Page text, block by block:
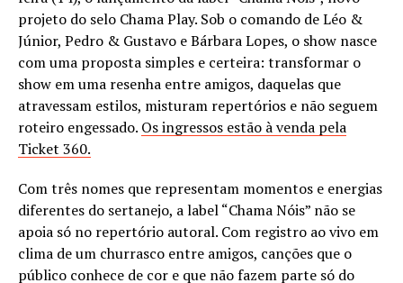
projeto do selo Chama Play. Sob o comando de Léo &
Júnior, Pedro & Gustavo e Bárbara Lopes, o show nasce
com uma proposta simples e certeira: transformar o
show em uma resenha entre amigos, daquelas que
atravessam estilos, misturam repertórios e não seguem
roteiro engessado. Os ingressos estão à venda pela
Ticket 360.
Com três nomes que representam momentos e energias
diferentes do sertanejo, a label “Chama Nóis” não se
apoia só no repertório autoral. Com registro ao vivo em
clima de um churrasco entre amigos, canções que o
público conhece de cor e que não fazem parte só do